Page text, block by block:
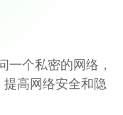
一个私密的网络，
高网络安全和隐